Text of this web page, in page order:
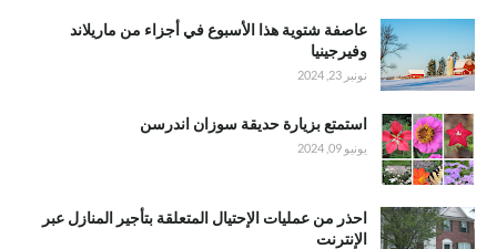
عاصفة شتوية هذا الأسبوع في أجزاء من ماريلاند
وفيرجينيا
نونبر 23, 2024
استمتع بزيارة حديقة سوزان اندرسن
يونيو 09, 2024
احذر من عمليات الإحتيال المتعلقة بتأجير المنازل عبر
الإنترنت